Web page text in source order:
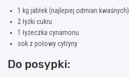
1 kg jabłek (najlepiej odmian kwaśnych)
2 łyżki cukru
1 łyżeczka cynamonu
sok z połowy cytryny
Do posypki: